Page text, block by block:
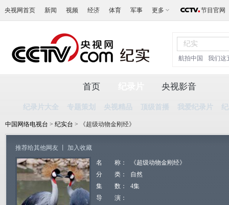
央视网首页 新闻 视频 经济 体育 军事 更多 节目官网
航拍中国 我们这
首页
纪录片大全 专题策划 央视精品 顶级首播 我爱纪录片
央视影音
中国网络电视台 > 纪实台 > 《超级动物金刚经》
推荐给其他网友 加入收藏
名 称：
《超级动物金刚经》
分 类：
自然
集 数：
4集
导 演：